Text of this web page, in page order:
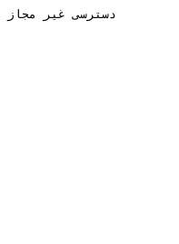
دسترسی غیر مجاز